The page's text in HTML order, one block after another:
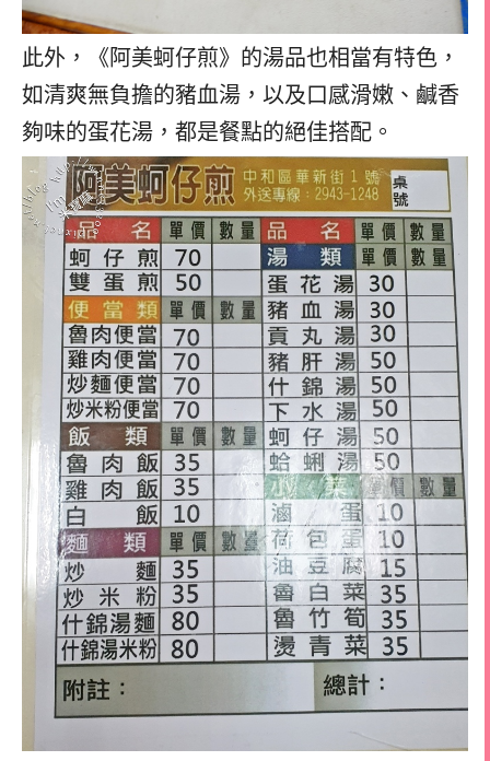
此外，《阿美蚵仔煎》的湯品也相當有特色，
如清爽無負擔的豬血湯，以及口感滑嫩、鹹香
夠味的蛋花湯，都是餐點的絕佳搭配。